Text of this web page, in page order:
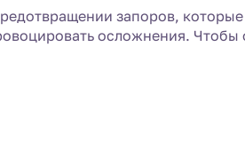
запоров,
осложнения. Чтобы